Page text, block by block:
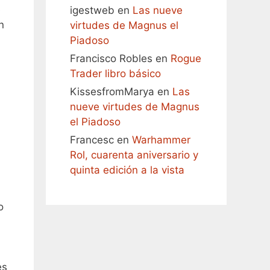
igestweb en Las nueve
virtudes de Magnus el
Piadoso
Francisco Robles en Rogue
Trader libro básico
KissesfromMarya en Las
nueve virtudes de Magnus
el Piadoso
Francesc en Warhammer
Rol, cuarenta aniversario y
quinta edición a la vista